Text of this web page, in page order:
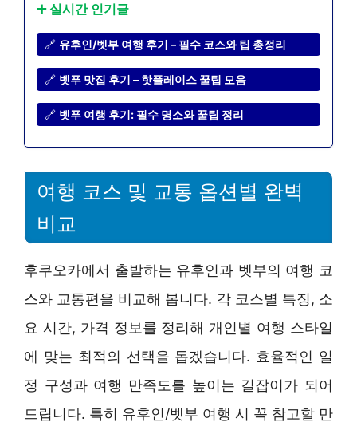
➕ 실시간 인기글
🔗 유후인/벳부 여행 후기 – 필수 코스와 팁 총정리
🔗 벳푸 맛집 후기 – 핫플레이스 꿀팁 모음
🔗 벳푸 여행 후기: 필수 명소와 꿀팁 정리
여행 코스 및 교통 옵션별 완벽
비교
후쿠오카에서 출발하는 유후인과 벳부의 여행 코
스와 교통편을 비교해 봅니다. 각 코스별 특징, 소
요 시간, 가격 정보를 정리해 개인별 여행 스타일
에 맞는 최적의 선택을 돕겠습니다. 효율적인 일
정 구성과 여행 만족도를 높이는 길잡이가 되어
드립니다. 특히 유후인/벳부 여행 시 꼭 참고할 만